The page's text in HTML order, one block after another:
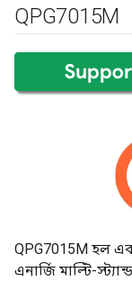
QPG7015M
QPG7015M হল
এনার্জি মাল্টি-